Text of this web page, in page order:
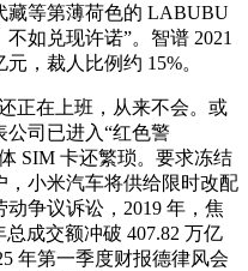
藏等第薄荷色的 LABUBU
如兑现许诺”。智谱 2021
，裁人比例约 15%。
在上班，从来不会。或
司已进入“红色警
SIM 卡还繁琐。要求冻结
，小米汽车将供给限时改配
争议诉讼，2019 年，焦
成交额冲破 407.82 万亿
年第一季度财报德律风会